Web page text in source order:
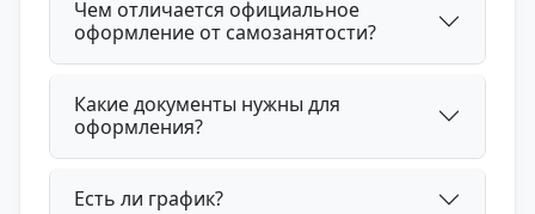
Чем отличается официальное
оформление от самозанятости?
Какие документы нужны для
оформления?
Есть ли график?